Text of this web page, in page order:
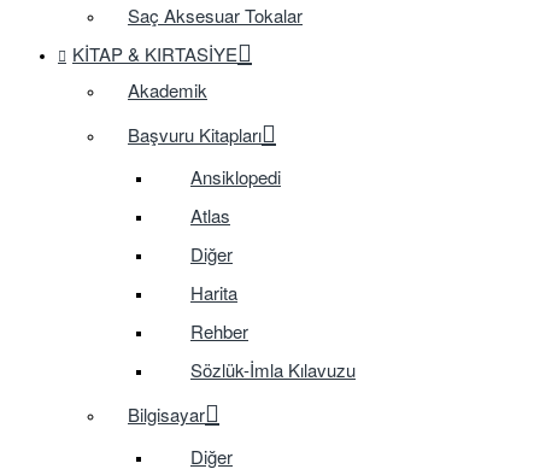
Saç Aksesuar Tokalar
KITAP & KIRTASIYE
Akademik
Başvuru Kitapları
Ansiklopedi
Atlas
Diğer
Harita
Rehber
Sözlük-İmla Kılavuzu
Bilgisayar
Diğer